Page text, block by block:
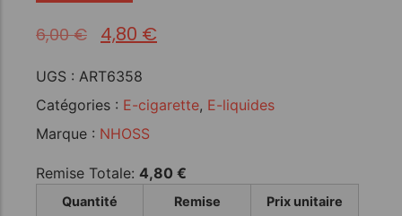
6,00€ 4,80 €
UGS : ART6358
Catégories : E-cigarette, E-liquides
Marque : NHOSS
Remise Totale: 4,80 €
Quantité Remise Prix unitaire